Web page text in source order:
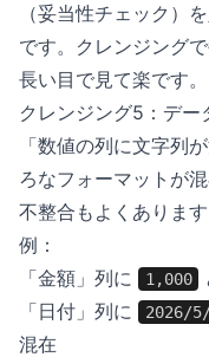
（妥当性チェック）
です。クレンジング
長い目で見て楽です。
クレンジング5：デー
「数値の列に文字列
ろなフォーマットが
不整合もよくあります
例：
「金額」列に
1,000
「日付」列に
2026/
混在